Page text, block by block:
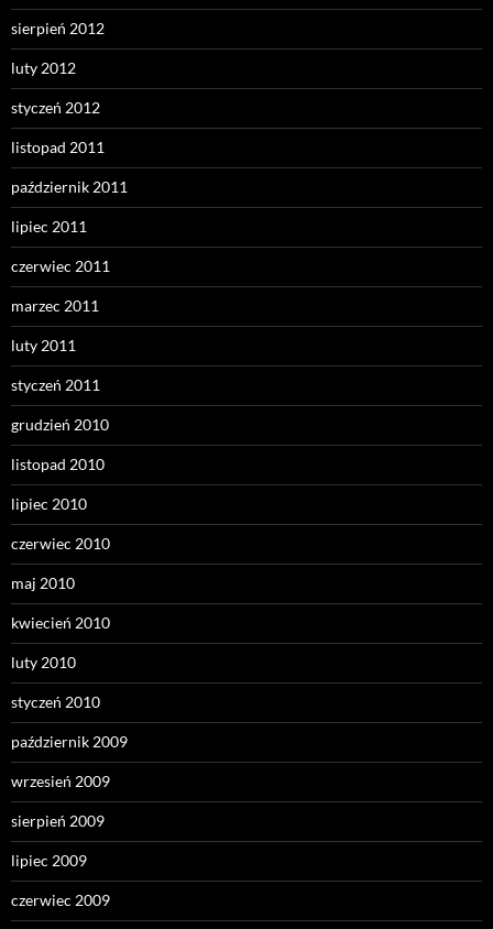
sierpień 2012
luty 2012
styczeń 2012
listopad 2011
październik 2011
lipiec 2011
czerwiec 2011
marzec 2011
luty 2011
styczeń 2011
grudzień 2010
listopad 2010
lipiec 2010
czerwiec 2010
maj 2010
kwiecień 2010
luty 2010
styczeń 2010
październik 2009
wrzesień 2009
sierpień 2009
lipiec 2009
czerwiec 2009